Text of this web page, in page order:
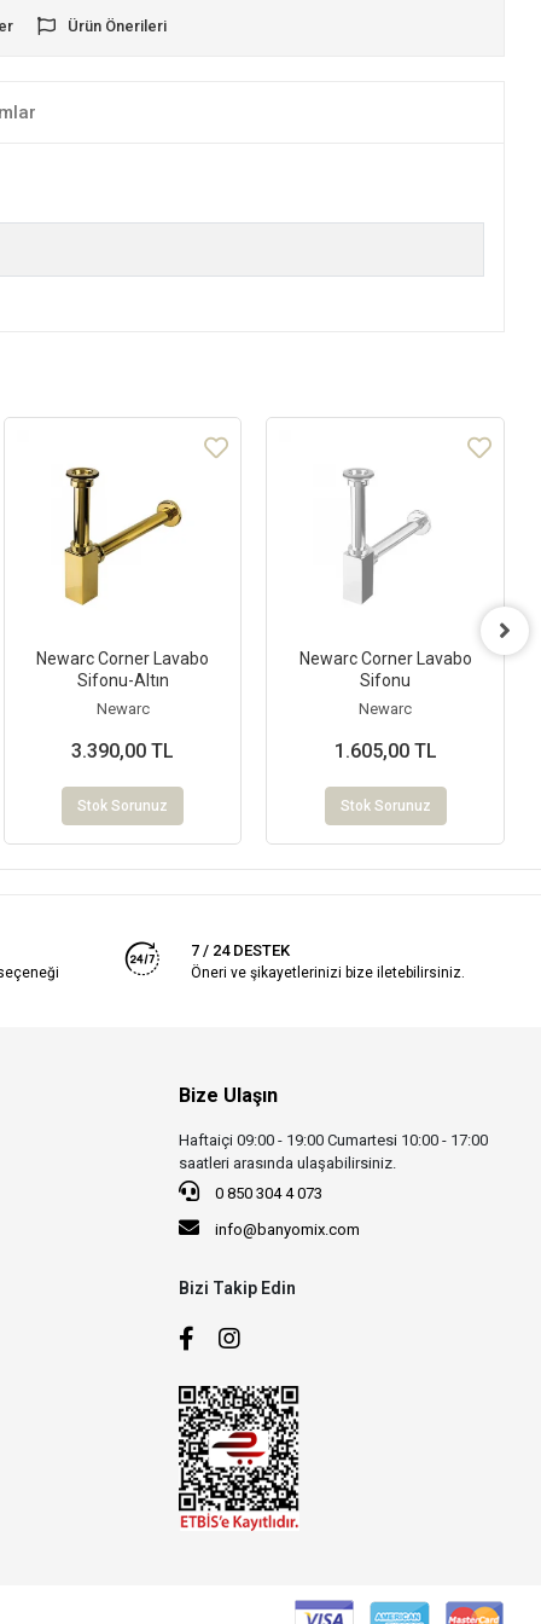
Ürün Önerileri
Newarc Corner Lavabo
Sifonu-Altın
Newarc
3.390,00 TL
Stok Sorunuz
Newarc Corner Lavabo
Sifonu
Newarc
1.605,00 TL
Stok Sorunuz
7 / 24 DESTEK
Öneri ve şikayetlerinizi bize iletebilirsiniz.
Bize Ulaşın
Haftaiçi 09:00 - 19:00 Cumartesi 10:00 - 17:00
saatleri arasında ulaşabilirsiniz.
0 850 304 4 073
info@banyomix.com
Bizi Takip Edin